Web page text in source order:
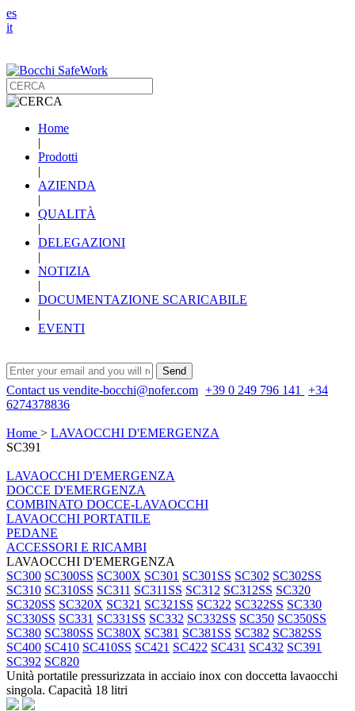
es
it
Home
|
Prodotti
|
AZIENDA
|
QUALITÀ
|
DELEGAZIONI
|
NOTIZIA
|
DOCUMENTAZIONE SCARICABILE
|
EVENTI
Contact us vendite-bocchi@nofer.com +39 0 249 796 141
+34
6274378836
Home > LAVAOCCHI D'EMERGENZA
SC391
LAVAOCCHI D'EMERGENZA
DOCCE D'EMERGENZA
COMBINATO DOCCE-LAVAOCCHI
LAVAOCCHI PORTATILE
PEDANE
ACCESSORI E RICAMBI
LAVAOCCHI D'EMERGENZA
SC300 SC300SS SC300X SC301 SC301SS SC302 SC302SS
SC310 SC310SS SC311 SC311SS SC312 SC312SS SC320
SC320SS SC320X SC321 SC321SS SC322 SC322SS SC330
SC330SS SC331 SC331SS SC332 SC332SS SC350 SC350SS
SC380 SC380SS SC380X SC381 SC381SS SC382 SC382SS
SC400 SC410 SC410SS SC421 SC422 SC431 SC432 SC391
SC392 SC820
Unità portatile pressurizzata in acciaio inox con doccetta lavaocchi
singola. Capacità 18 litri